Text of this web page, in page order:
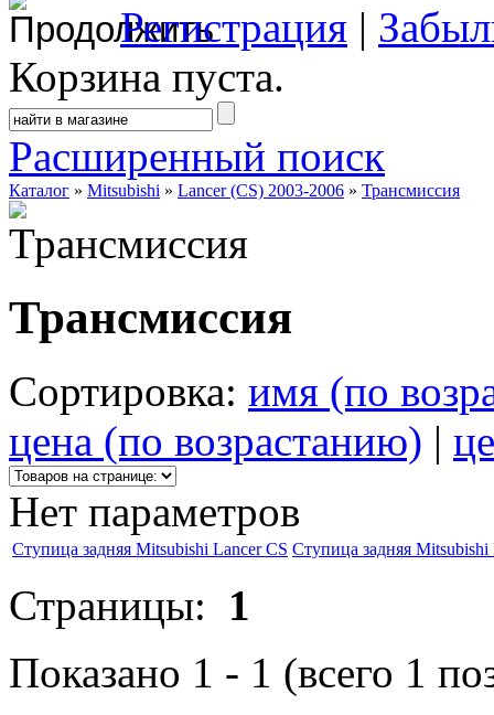
Регистрация |
Корзина пуста.
Расширенный поиск
Каталог » Mitsubishi » Lancer (CS) 2003-2006 » Трансмиссия
Трансмиссия
Сортировка: имя (по
цена (по возрастанию) |
Нет параметров
Ступица задняя Mitsubishi Lancer CS Ступица задняя Mitsubishi
Страницы: 1
Показано 1 - 1 (всего 1